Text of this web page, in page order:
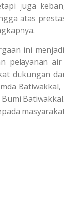
juga
atas
ini
pelayanan
dukungan